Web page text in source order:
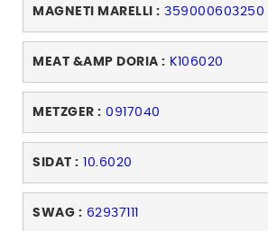
MAGNETI MARELLI : 359000603250
MEAT &AMP DORIA : K106020
METZGER : 0917040
SIDAT : 10.6020
SWAG : 62937111